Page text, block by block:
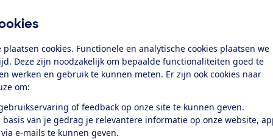
plaatsen cookies. Functionele en analytische cookies plaatsen we
Deze zijn noodzakelijk om bepaalde functionaliteiten goed te
werken en gebruik te kunnen meten. Er zijn ook cookies naar
om:
of feedback op onze site te kunnen geven.
basis van je gedrag je relevantere informatie op onze website,
e-mails te kunnen geven.
tests
standby-stand